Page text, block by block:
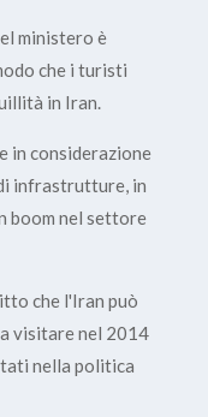
ministero è
che i turisti
in Iran.
in considerazione
infrastrutture, in
boom nel settore
che l'Iran può
visitare nel 2014
nella politica